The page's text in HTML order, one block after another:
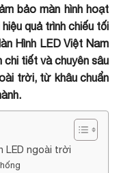
bảo màn hình hoạt
quả trình chiếu tối
Hình LED Việt Nam
tiết và chuyên sâu
trời, từ khâu chuẩn
LED ngoài trời